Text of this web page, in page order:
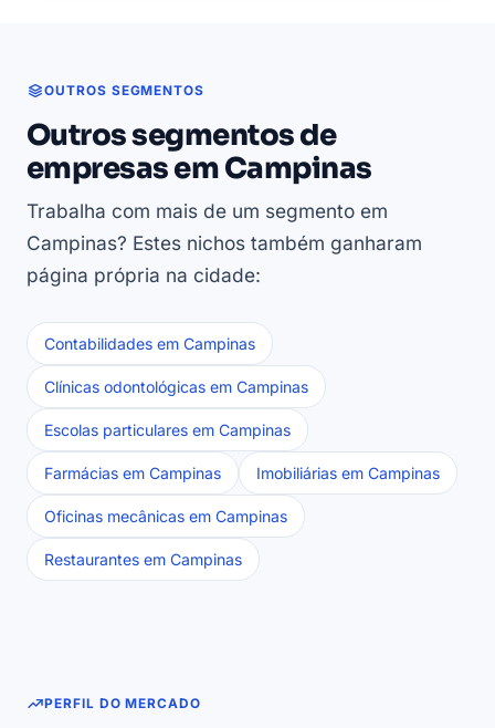
OUTROS SEGMENTOS
Outros segmentos de
empresas em Campinas
Trabalha com mais de um segmento em
Campinas? Estes nichos também ganharam
página própria na cidade:
Contabilidades em Campinas
Clínicas odontológicas em Campinas
Escolas particulares em Campinas
Farmácias em Campinas Imobiliárias em Campinas
Oficinas mecânicas em Campinas
Restaurantes em Campinas
PERFIL DO MERCADO